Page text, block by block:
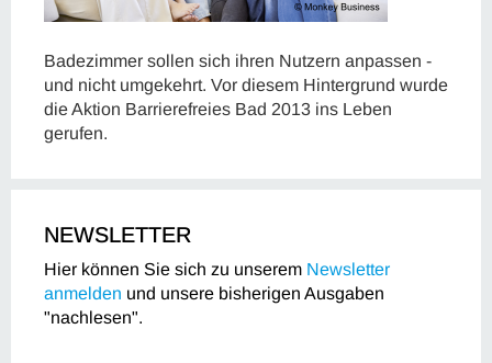
Badezimmer sollen sich ihren Nutzern anpassen -
und nicht umgekehrt. Vor diesem Hintergrund wurde
die Aktion Barrierefreies Bad 2013 ins Leben
gerufen.
NEWSLETTER
Hier können Sie sich zu unserem Newsletter
anmelden und unsere bisherigen Ausgaben
"nachlesen".